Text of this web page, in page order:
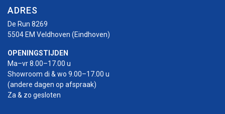
ADRES
De Run 8269
5504 EM Veldhoven (Eindhoven)
OPENINGSTIJDEN
Ma–vr 8.00–17.00 u
Showroom di & wo 9.00–17.00 u
(andere dagen op afspraak)
Za & zo gesloten